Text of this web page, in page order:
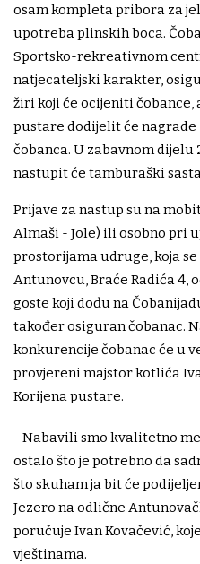
osam kompleta pribora za
upotreba plinskih boca.
Sportsko-rekreativnom
natjecateljski karakter,
žiri koji će ocijeniti
pustare dodijelit će nagrade
čobanca. U zabavnom
nastupit će tamburaški
Prijave za nastup su na
Almaši - Jole) ili osobno pri
prostorijama udruge, koja
Antunovcu, Braće Radića 4,
goste koji dođu na
također osiguran čobanac.
konkurencije čobanac će u
provjereni majstor kotlića
Korijena pustare.
- Nabavili smo kvalitetno
ostalo što je potrebno da
što skuham ja bit će
Jezero na odlične
poručuje Ivan Kovačević,
vještinama.